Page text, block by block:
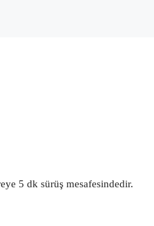
5 dk sürüş mesafesindedir.